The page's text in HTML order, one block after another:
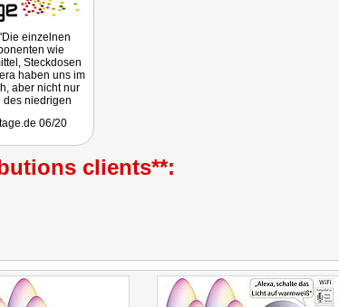
einzelnen
wie
Steckdosen
haben uns im
aber nicht nur
des niedrigen
06/20
clients**: